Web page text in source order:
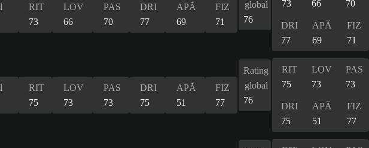
RIT
73
LOV
66
PAS
70
DRI
77
APĂ
69
FIZ
71
global
76
73
66
70
DRI
77
APĂ
69
FIZ
71
RIT
75
LOV
73
PAS
73
DRI
75
APĂ
51
FIZ
77
Rating
global
76
RIT
75
LOV
73
PAS
73
DRI
75
APĂ
51
FIZ
77